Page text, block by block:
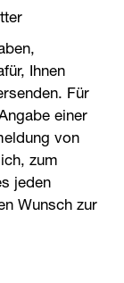
Ihnen
Für
einer
von
zum
jeden
Wunsch zur